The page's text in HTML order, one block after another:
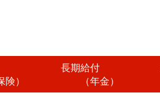
付
険）
長期給付
（年金）